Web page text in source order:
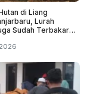
di Liang
Lurah
Sudah Terbakar